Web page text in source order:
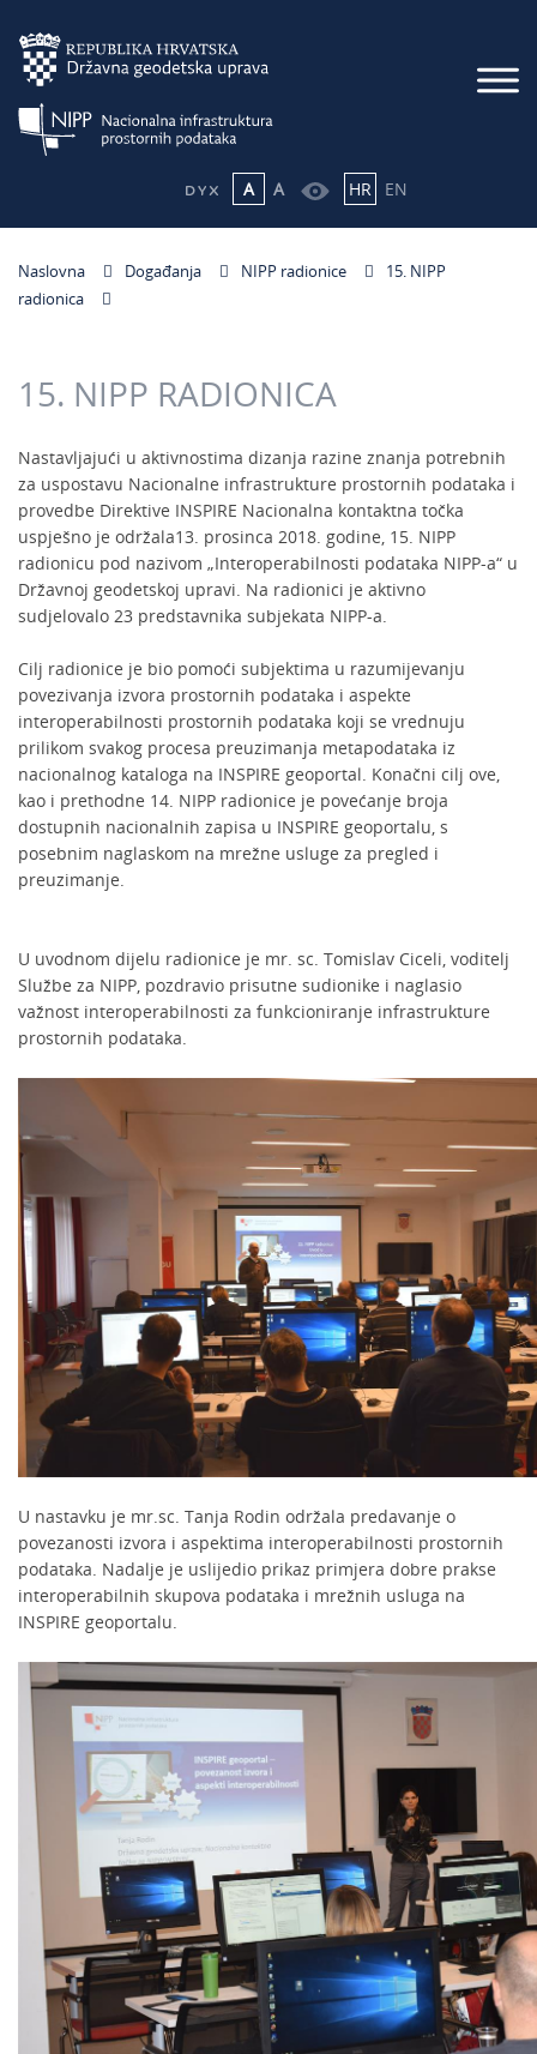
A A HR EN
Naslovna Događanja NIPP radionice
15. NIPP
radionica
15. NIPP RADIONICA
Nastavljajući u aktivnostima dizanja razine znanja potrebnih
za uspostavu Nacionalne infrastrukture prostornih podataka i
provedbe Direktive INSPIRE Nacionalna kontaktna točka
uspješno je održala13. prosinca 2018. godine, 15. NIPP
radionicu pod nazivom „Interoperabilnosti podataka NIPP-a“ u
Državnoj geodetskoj upravi. Na radionici je aktivno
sudjelovalo 23 predstavnika subjekata NIPP-a.
Cilj radionice je bio pomoći subjektima u razumijevanju
povezivanja izvora prostornih podataka i aspekte
interoperabilnosti prostornih podataka koji se vrednuju
prilikom svakog procesa preuzimanja metapodataka iz
nacionalnog kataloga na INSPIRE geoportal. Konačni cilj ove,
kao i prethodne 14. NIPP radionice je povećanje broja
dostupnih nacionalnih zapisa u INSPIRE geoportalu, s
posebnim naglaskom na mrežne usluge za pregled i
preuzimanje.
U uvodnom dijelu radionice je mr. sc. Tomislav Ciceli, voditelj
Službe za NIPP, pozdravio prisutne sudionike i naglasio
važnost interoperabilnosti za funkcioniranje infrastrukture
prostornih podataka.
U nastavku je mr.sc. Tanja Rodin održala predavanje o
povezanosti izvora i aspektima interoperabilnosti prostornih
podataka. Nadalje je uslijedio prikaz primjera dobre prakse
interoperabilnih skupova podataka i mrežnih usluga na
INSPIRE geoportalu.